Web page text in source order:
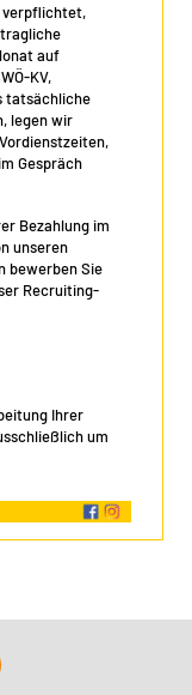
verpflichtet,
auf
KV,
tatsächliche
legen wir
Gespräch
Bezahlung im
unseren
bewerben Sie
Recruiting-
Ihrer
um